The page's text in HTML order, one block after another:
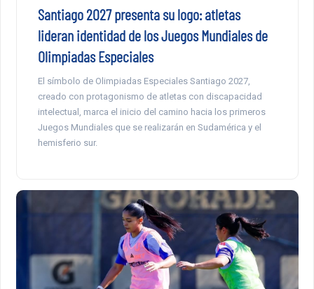
Santiago 2027 presenta su logo: atletas
lideran identidad de los Juegos Mundiales de
Olimpiadas Especiales
El símbolo de Olimpiadas Especiales Santiago 2027,
creado con protagonismo de atletas con discapacidad
intelectual, marca el inicio del camino hacia los primeros
Juegos Mundiales que se realizarán en Sudamérica y el
hemisferio sur.